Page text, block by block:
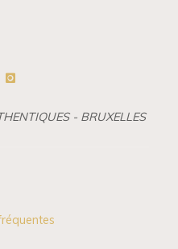
- BRUXELLES